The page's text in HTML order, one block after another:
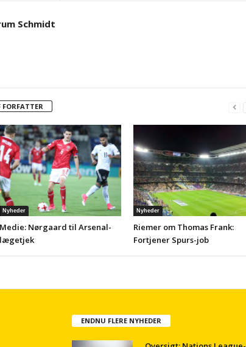
Schmidt
FORFATTER
Nyheder
Medie: Nørgaard til Arsenal-
lægetjek
Nyheder
Riemer om Thomas Frank:
Fortjener Spurs-job
ENDNU FLERE NYHEDER